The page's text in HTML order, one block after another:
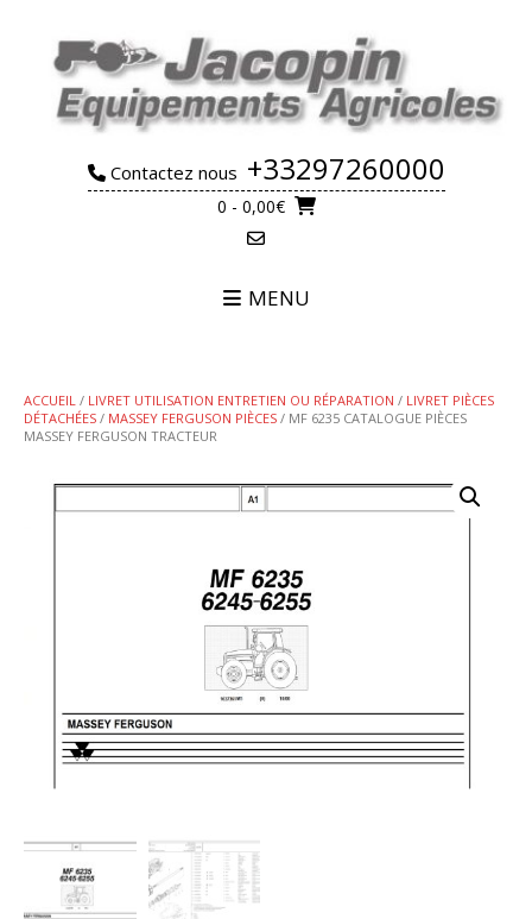
content
Contactez nous +33297260000
0 - 0,00€
MENU
ACCUEIL / LIVRET UTILISATION ENTRETIEN OU RÉPARATION / LIVRET PIÈCES
DÉTACHÉES / MASSEY FERGUSON PIÈCES / MF 6235 CATALOGUE PIÈCES
MASSEY FERGUSON TRACTEUR